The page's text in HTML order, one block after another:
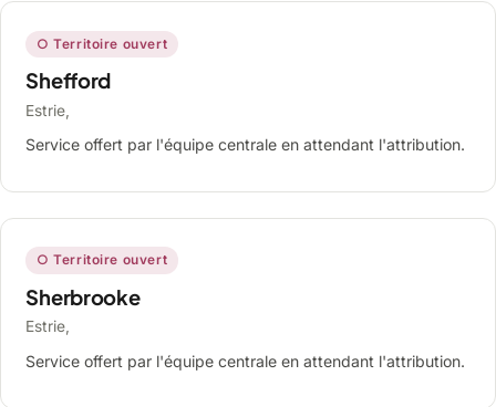
○ Territoire ouvert
Shefford
Estrie,
Service offert par l'équipe centrale en attendant l'attribution.
○ Territoire ouvert
Sherbrooke
Estrie,
Service offert par l'équipe centrale en attendant l'attribution.